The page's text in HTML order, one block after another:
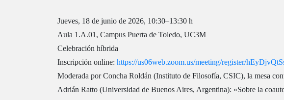
Jueves, 18 de junio de 2026, 10:30–13:30 h
Aula 1.A.01, Campus Puerta de Toledo, UC3M
Celebración híbrida
Inscripción online: https://us06web.zoom.us/meeting/register/
Moderada por Concha Roldán (Instituto de Filosofía, CSIC), la mesa
Adrián Ratto (Universidad de Buenos Aires, Argentina): «Sobre la